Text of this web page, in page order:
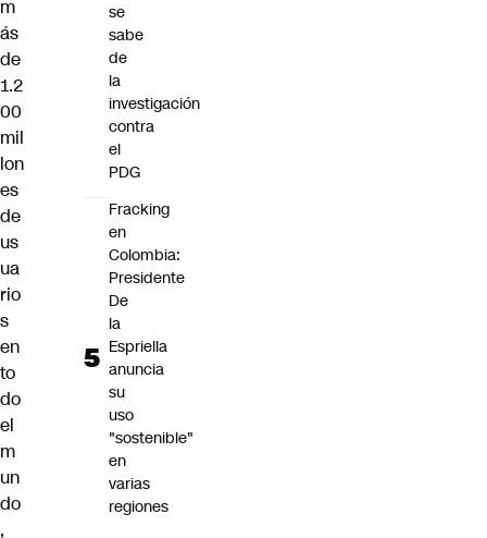
m
ás
de
1.2
00
mil
lon
es
de
us
ua
rio
s
en
to
do
el
m
un
do
,
se
sabe
de
la
investigación
contra
el
PDG
Fracking
en
Colombia:
Presidente
De
la
Espriella
anuncia
su
uso
"sostenible"
en
varias
regiones